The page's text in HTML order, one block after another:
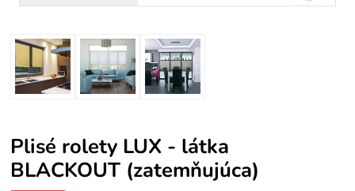
Plisé rolety LUX - látka
BLACKOUT (zatemňujúca)